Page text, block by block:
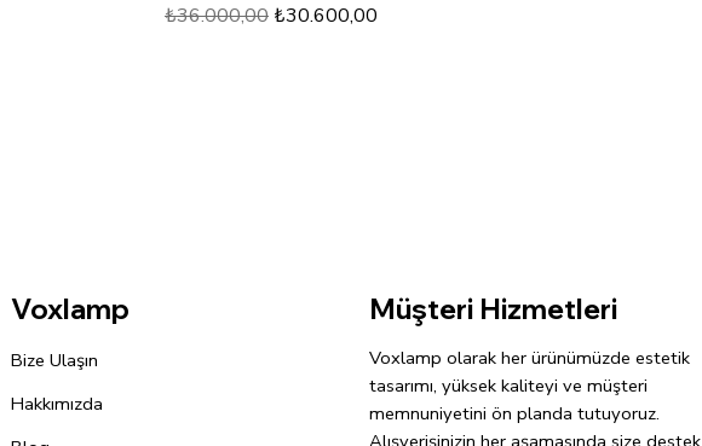
Normal Fiyat
₺36.000,00 İndirimli Fiyat
₺30.600,00
Voxlamp
Bize Ulaşın
Hakkımızda
Müşteri Hizmetleri
Voxlamp olarak her ürünümüzde estetik
tasarımı, yüksek kaliteyi ve müşteri
memnuniyetini ön planda tutuyoruz.